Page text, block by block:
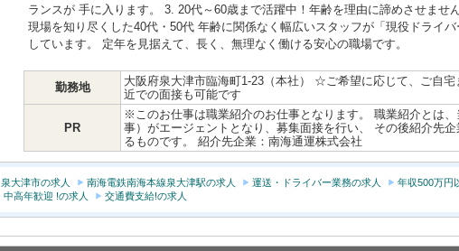
ランスが 手に入ります。 3. 20代～60歳まで活躍中！年齢を理由に諦めさせませ
現場を知り尽くした40代・50代 年齢に関係なく幅広いスタッフが「現役ドライ
しています。 定年を見据えて、長く、無理なく働ける安心の職場です。
勤務地
大阪府泉大津市臨海町1-23（本社） ☆ご希望に応じて、ご自宅
近での面接も可能です
PR
※このお仕事は職業紹介のお仕事となります。 職業紹介とは
事）がエージェントとなり、募集面接を行い、 その後紹介先
るものです。 紹介先企業：南海通運株式会社
泉大津市の求人 南海電鉄南海本線泉大津駅の求人 運送・ドライバー業務の求人 年収500万円
中高年歓迎 !の求人 交通費支給!の求人